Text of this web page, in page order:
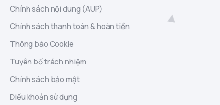
Chính sách nội dung (AUP)
Chính sách thanh toán & hoàn tiền
Thông báo Cookie
Tuyên bố trách nhiệm
Chính sách bảo mật
Điều khoản sử dụng